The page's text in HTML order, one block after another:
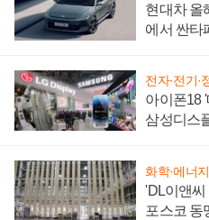
현대차 올
에서 싼타
전자·전기·
아이폰18
삼성디스
화학·에너지
'DL이앤씨
포스코 동